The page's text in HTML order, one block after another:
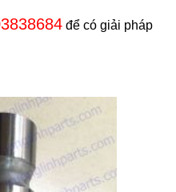
để có giải pháp